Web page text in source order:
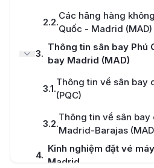
2.2.
Các hãng hàng
Quốc - Madrid (MAD)
3.
Thông tin sân bay Phú
bay Madrid (MAD)
3.1.
Thông tin về sân bay
(PQC)
3.2.
Thông tin về sân
Madrid-Barajas
4.
Kinh nghiệm đặt vé
Madrid